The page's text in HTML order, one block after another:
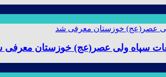
سپاه ولی عصر(عج) خوزستان معرفی